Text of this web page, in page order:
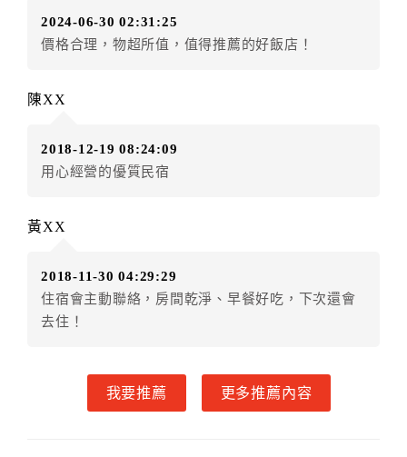
※於預定住宿日當日通知者，已付定金全部不得請求退
還。
■如遇颱風、地震等天災，交通因中斷，經當地縣政府或
留定金三個月並擇期入住。
二、住宿憑證開立說明
場索取。
確認收據內容是否可報帳，謝謝。
三、隱私權條款
本官網提供簡單又安全的交易環境，在進行訂購前，需
除非事先取得同意，否則依法不會將資料提供給第三人
或移作其他目的使用。
2024-06-30 02:31:25
價格合理，物超所值，值得推薦的好飯店！
陳XX
2018-12-19 08:24:09
用心經營的優質民宿
黃XX
2018-11-30 04:29:29
住宿會主動聯絡，房間乾淨、早餐好吃，下次還會
去住！
我要推薦 更多推薦內容